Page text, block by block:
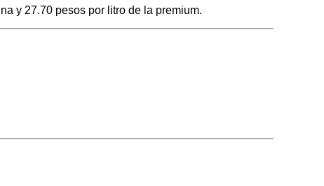
y 27.70 pesos por litro de la premium.